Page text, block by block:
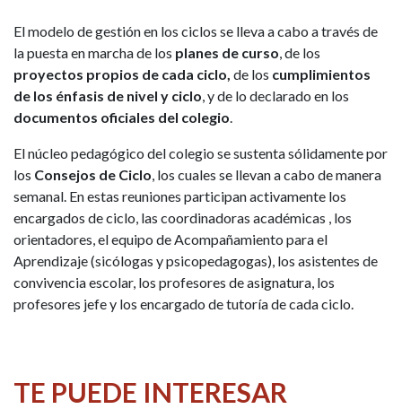
El modelo de gestión en los ciclos se lleva a cabo a través de
la puesta en marcha de los planes de curso , de los
proyectos propios de cada ciclo, de los cumplimientos
de los énfasis de nivel y ciclo , y de lo declarado en los
documentos oficiales del colegio
El núcleo pedagógico del colegio se sustenta sólidamente por
los Consejos de Ciclo , los cuales se llevan a cabo de manera
semanal. En estas reuniones participan activamente los
encargados de ciclo, las coordinadoras académicas , los
orientadores, el equipo de Acompañamiento para el
Aprendizaje (sicólogas y psicopedagogas), los asistentes de
convivencia escolar, los profesores de asignatura, los
profesores jefe y los encargado de tutoría de cada ciclo.
TE PUEDE INTERESAR